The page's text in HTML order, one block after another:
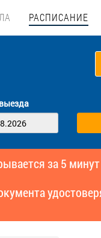
РАСПИСАНИЕ
за 5